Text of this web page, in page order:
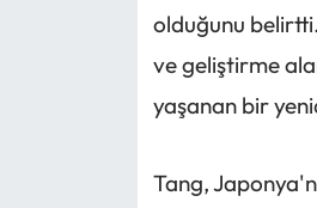
olduğunu
ve geliştirme
yaşanan bir
Tang,